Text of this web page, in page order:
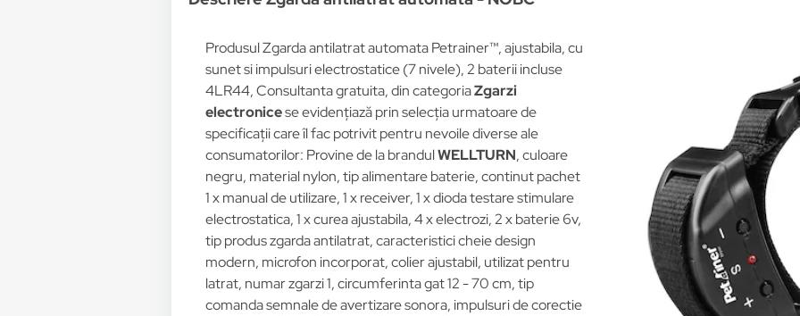
Produsul Zgarda antilatrat automata Petrainer™, ajustabila, cu
sunet si impulsuri electrostatice (7 nivele), 2 baterii incluse
4LR44, Consultanta gratuita, din categoriaZgarzi
electronicese evidențiază prin selecția urmatoare de
specificații care îl fac potrivit pentru nevoile diverse ale
consumatorilor: Provine de la brandulWELLTURN, culoare
negru, material nylon, tip alimentare baterie, continut pachet
1 x manual de utilizare, 1 x receiver, 1 x dioda testare stimulare
electrostatica, 1 x curea ajustabila, 4 x electrozi, 2 x baterie 6v,
tip produs zgarda antilatrat, caracteristici cheie design
modern, microfon incorporat, colier ajustabil, utilizat pentru
latrat, numar zgarzi 1, circumferinta gat 12 - 70 cm, tip
comanda semnale de avertizare sonora, impulsuri de corectie